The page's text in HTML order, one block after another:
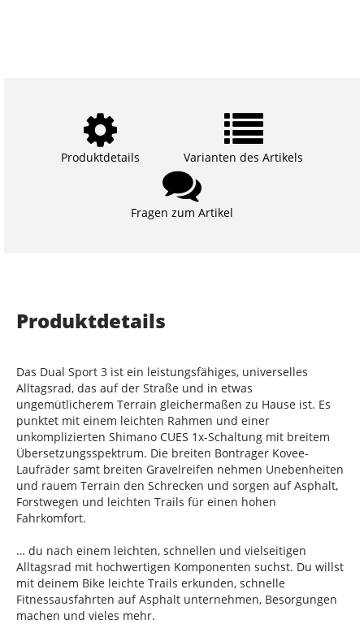
Produktdetails Varianten des Artikels
Fragen zum Artikel
Produktdetails
Das Dual Sport 3 ist ein leistungsfähiges, universelles
Alltagsrad, das auf der Straße und in etwas
ungemütlicherem Terrain gleichermaßen zu Hause ist. Es
punktet mit einem leichten Rahmen und einer
unkomplizierten Shimano CUES 1x-Schaltung mit breitem
Übersetzungsspektrum. Die breiten Bontrager Kovee-
Laufräder samt breiten Gravelreifen nehmen Unebenheiten
und rauem Terrain den Schrecken und sorgen auf Asphalt,
Forstwegen und leichten Trails für einen hohen
Fahrkomfort.
… du nach einem leichten, schnellen und vielseitigen
Alltagsrad mit hochwertigen Komponenten suchst. Du willst
mit deinem Bike leichte Trails erkunden, schnelle
Fitnessausfahrten auf Asphalt unternehmen, Besorgungen
machen und vieles mehr.